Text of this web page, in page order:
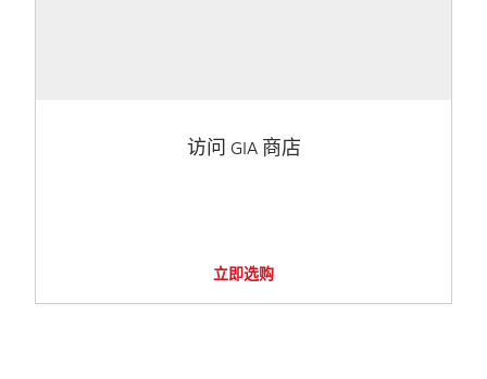
访问 GIA 商店
立即选购